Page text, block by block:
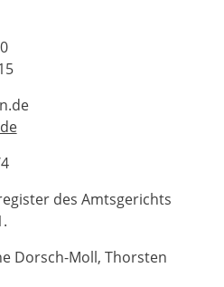
des Amtsgerichts
Dorsch-Moll, Thorsten